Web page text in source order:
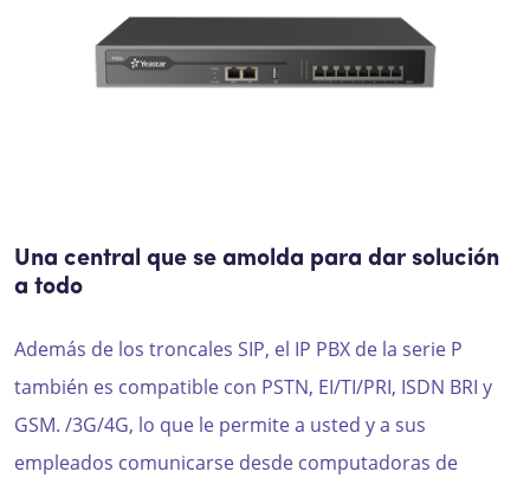
Una central que se amolda para dar solución
a todo
Además de los troncales SIP, el IP PBX de la serie P
también es compatible con PSTN, EI/TI/PRI, ISDN BRI y
GSM. /3G/4G, lo que le permite a usted y a sus
empleados comunicarse desde computadoras de